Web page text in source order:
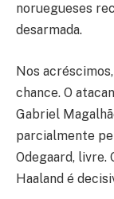
noruegueses
desarmada.
Nos
chance. O
Gabriel
parcialmente
Odegaard, livre.
Haaland é